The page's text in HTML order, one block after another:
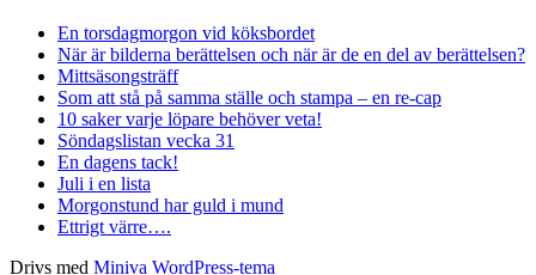
En torsdagmorgon vid köksbordet
När är bilderna berättelsen och när är de en del av berättelsen?
Mittsäsongsträff
Som att stå på samma ställe och stampa – en re-cap
10 saker varje löpare behöver veta!
Söndagslistan vecka 31
En dagens tack!
Juli i en lista
Morgonstund har guld i mund
Ettrigt värre….
Drivs med Miniva WordPress-tema